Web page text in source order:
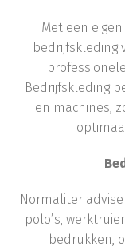
Met een
bedrijfskleding
Bedrijfskleding
en machines,
Normaliter
polo’s,
bedrukken,